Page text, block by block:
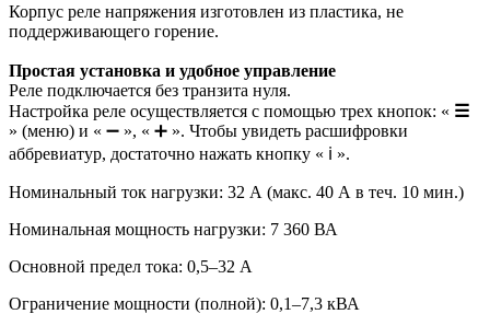
Корпус реле напряжения изготовлен из пластика, не
поддерживающего горение.
Простая установка и удобное управление
Реле подключается без транзита нуля.
Настройка реле осуществляется с помощью трех кнопок: « ☰
» (меню) и « ➖ », « ➕ ». Чтобы увидеть расшифровки
аббревиатур, достаточно нажать кнопку « ℹ️ ».
Номинальный ток нагрузки: 32 А (макс. 40 А в теч. 10 мин.)
Номинальная мощность нагрузки: 7 360 ВА
Основной предел тока: 0,5–32 А
Ограничение мощности (полной): 0,1–7,3 кВА